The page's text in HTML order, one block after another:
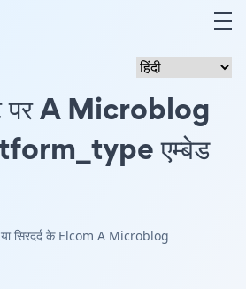
पर A Microblog
एम्बेड
या सिरदर्द के Elcom A Microblog